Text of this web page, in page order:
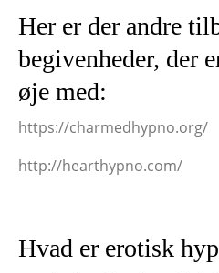
Her er der andre
begivenheder, der
øje med:
https://charmedhypno.org/
http://hearthypno.com/
Hvad er erotisk